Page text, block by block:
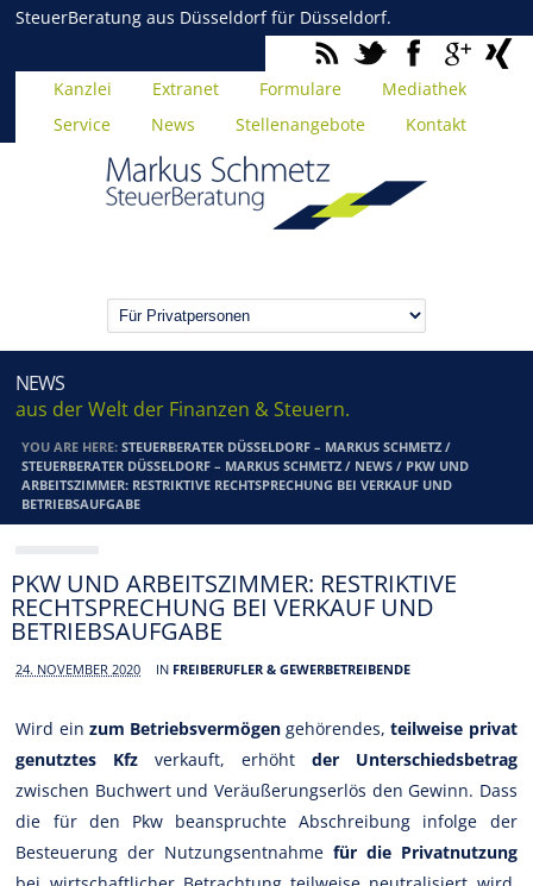
SteuerBeratung aus Düsseldorf für Düsseldorf.
Kanzlei Extranet Formulare
Mediathek
Service
News Stellenangebote Kontakt
NEWS
aus der Welt der Finanzen & Steuern.
YOU ARE HERE:STEUERBERATER DÜSSELDORF – MARKUS SCHMETZ /
STEUERBERATER DÜSSELDORF – MARKUS SCHMETZ / NEWS / PKW UND
ARBEITSZIMMER: RESTRIKTIVE RECHTSPRECHUNG BEI VERKAUF UND
BETRIEBSAUFGABE
PKW UND ARBEITSZIMMER: RESTRIKTIVE
RECHTSPRECHUNG BEI VERKAUF UND
BETRIEBSAUFGABE
24. NOVEMBER 2020 IN FREIBERUFLER & GEWERBETREIBENDE
Wird ein zum Betriebsvermögen gehörendes,teilweise privat
genutztes Kfzverkauft, erhöht der Unterschiedsbetrag
zwischen Buchwert und Veräußerungserlös den Gewinn. Dass
die für den Pkw beanspruchte Abschreibung infolge der
Besteuerung der Nutzungsentnahme für die Privatnutzung